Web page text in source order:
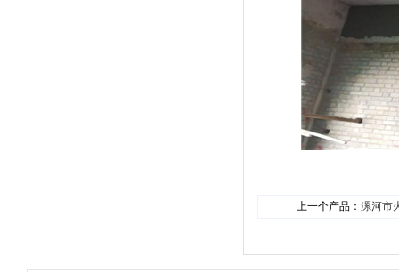
上一个产品： 漯河市